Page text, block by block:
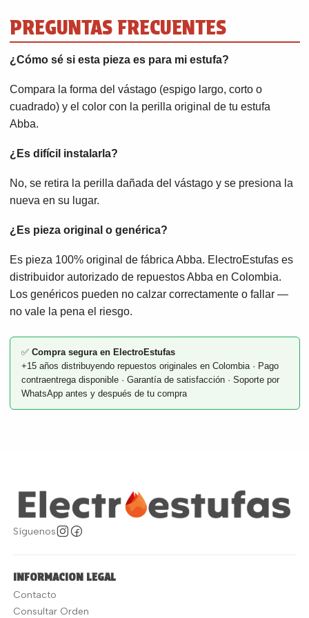
PREGUNTAS FRECUENTES
¿Cómo sé si esta pieza es para mi estufa?
Compara la forma del vástago (espigo largo, corto o
cuadrado) y el color con la perilla original de tu estufa
Abba.
¿Es difícil instalarla?
No, se retira la perilla dañada del vástago y se presiona la
nueva en su lugar.
¿Es pieza original o genérica?
Es pieza 100% original de fábrica Abba. ElectroEstufas es
distribuidor autorizado de repuestos Abba en Colombia.
Los genéricos pueden no calzar correctamente o fallar —
no vale la pena el riesgo.
✅ Compra segura en ElectroEstufas
+15 años distribuyendo repuestos originales en Colombia · Pago
contraentrega disponible · Garantía de satisfacción · Soporte por
WhatsApp antes y después de tu compra
Síguenos
INFORMACION LEGAL
Contacto
Consultar Orden